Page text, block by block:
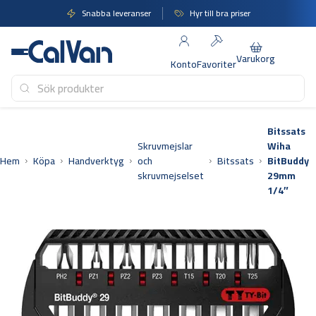
till
innehåll
Snabba leveranser Hyr till bra priser
KontoFavoriterVarukorg
Hem Köpa Handverktyg
Skruvmejslar
och
skruvmejselset
Bitssats
Bitssats
Wiha
BitBuddy
29mm
1/4″